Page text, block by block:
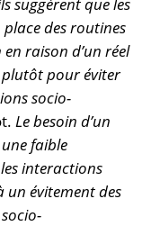
des routines
raison d’un réel
pour éviter
socio-
Le besoin d’un
faible
interactions
un évitement des